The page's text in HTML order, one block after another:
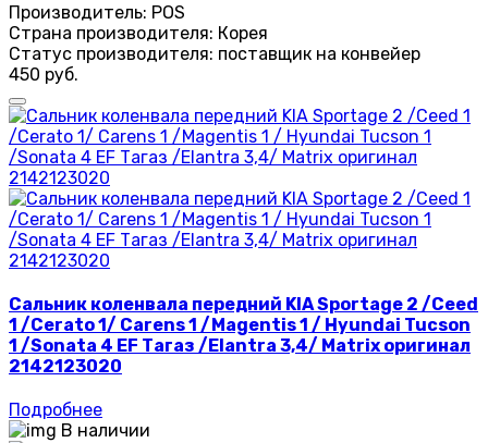
Производитель: POS
Страна производителя: Корея
Статус производителя: поставщик на конвейер
450 руб.
Сальник коленвала передний KIA Sportage 2 /Ceed
1 /Cerato 1/ Carens 1 /Magentis 1 / Hyundai Tucson
1 /Sonata 4 EF Тагаз /Elantra 3,4/ Matrix оригинал
2142123020
Подробнее
В наличии